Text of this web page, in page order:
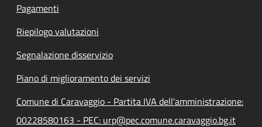
Pagamenti
Riepilogo valutazioni
Segnalazione disservizio
Piano di miglioramento dei servizi
Comune di Caravaggio - Partita IVA dell'amministrazione:
00228580163 - PEC: urp@pec.comune.caravaggio.bg.it